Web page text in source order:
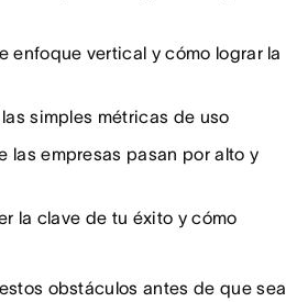
enfoque vertical y cómo lograr la
simples métricas de uso
las empresas pasan por alto y
la clave de tu éxito y cómo
obstáculos antes de que sea